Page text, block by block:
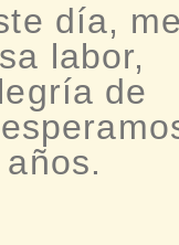
día, me
labor,
de